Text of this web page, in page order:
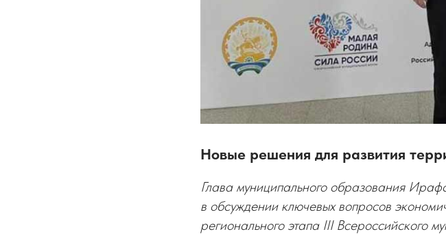
Новые решения для развития
Глава муниципального образования
в обсуждении ключевых вопросов
регионального этапа III